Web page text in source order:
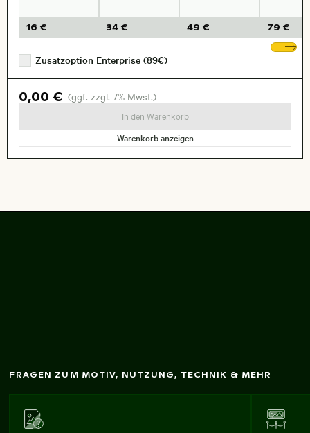
16 € 34 € 49 € 79 €
Zusatzoption Enterprise (89€)
0,00 € (ggf. zzgl. 7% Mwst.)
In den Warenkorb
Warenkorb anzeigen
FRAGEN ZUM MOTIV, NUTZUNG, TECHNIK & MEHR